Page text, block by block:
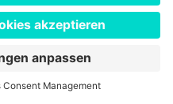
Angebotserstellung
Ihnen, so werden die
und dessen